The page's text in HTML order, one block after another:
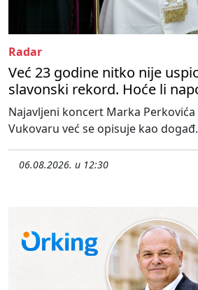
Radar
Već 23 godine nitko nije
slavonski rekord. Hoće li
Najavljeni koncert Marka
Vukovaru već se opisuje kao
06.08.2026. u 12:30